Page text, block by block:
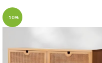
-10%